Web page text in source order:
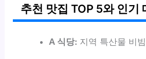
추천 맛집 TOP 5와 인기
A 식당: 지역 특산물 비